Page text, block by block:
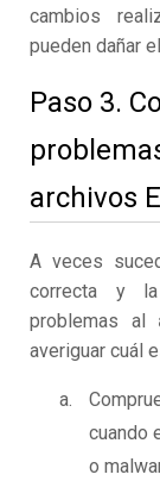
cambios
pueden dañar
Paso 3.
archivos
A veces
correcta y la
problemas al
averiguar cuál
cuando
o